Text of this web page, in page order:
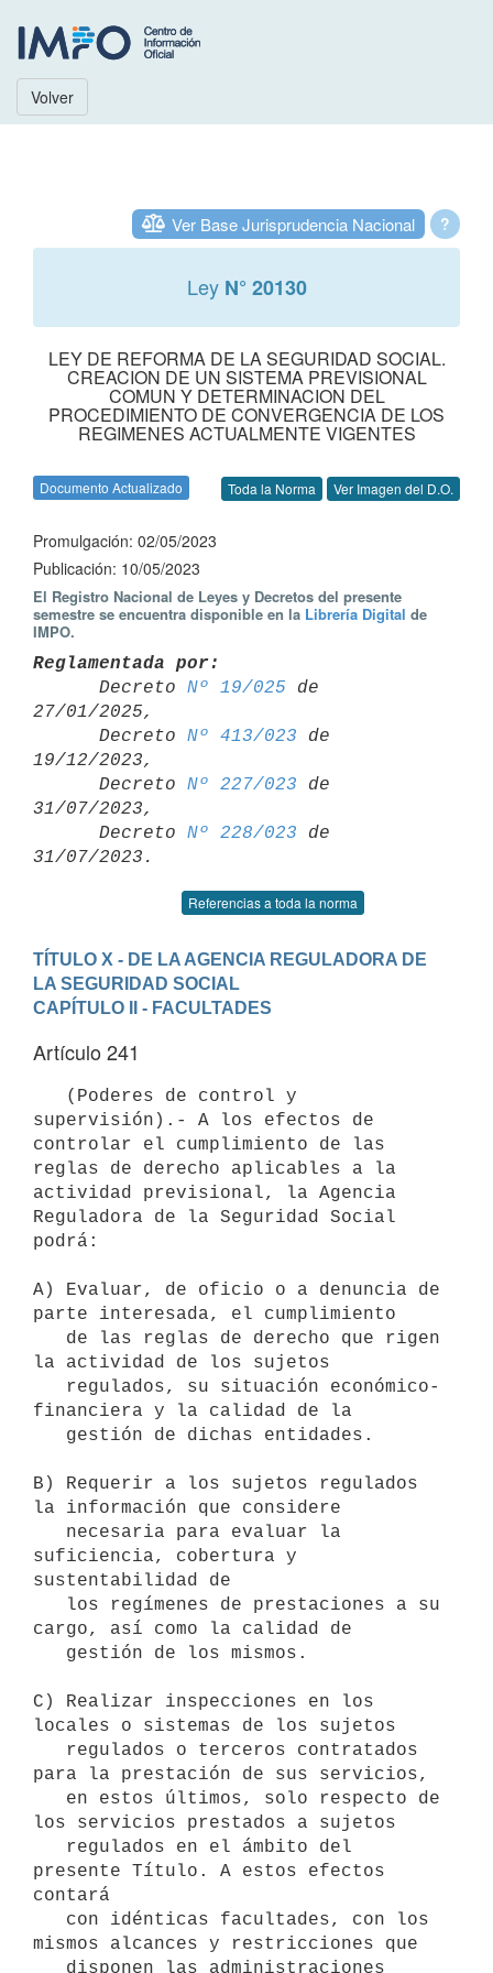
Volver
?
Ver Base Jurisprudencia Nacional
Ley N° 20130
LEY DE REFORMA DE LA SEGURIDAD SOCIAL.
CREACION DE UN SISTEMA PREVISIONAL
COMUN Y DETERMINACION DEL
PROCEDIMIENTO DE CONVERGENCIA DE LOS
REGIMENES ACTUALMENTE VIGENTES
Documento Actualizado Toda la Norma Ver Imagen del D.O.
Promulgación: 02/05/2023
Publicación: 10/05/2023
El Registro Nacional de Leyes y Decretos del presente
semestre se encuentra disponible en la Librería Digital de
IMPO.
Reglamentada por:
Decreto Nº 19/025 de
27/01/2025,
      Decreto
Nº 413/023 de
19/12/2023,
      Decreto
Nº 227/023 de
31/07/2023,
      Decreto
Nº 228/023 de
Referencias a toda la norma
TÍTULO X - DE LA AGENCIA REGULADORA DE
LA SEGURIDAD SOCIAL
CAPÍTULO II - FACULTADES
Artículo 241
supervisión).- A los efectos de
controlar el cumplimiento de las
reglas de derecho aplicables a la
actividad previsional, la Agencia
Reguladora de la Seguridad Social
podrá:
A) Evaluar, de oficio o a denuncia de
parte interesada, el cumplimiento
la actividad de los sujetos
financiera y la calidad de la
B) Requerir a los sujetos regulados
la información que considere
suficiencia, cobertura y
sustentabilidad de
cargo, así como la calidad de
C) Realizar inspecciones en los
locales o sistemas de los sujetos
para la prestación de sus servicios,
los servicios prestados a sujetos
presente Título. A estos efectos
contará
mismos alcances y restricciones que